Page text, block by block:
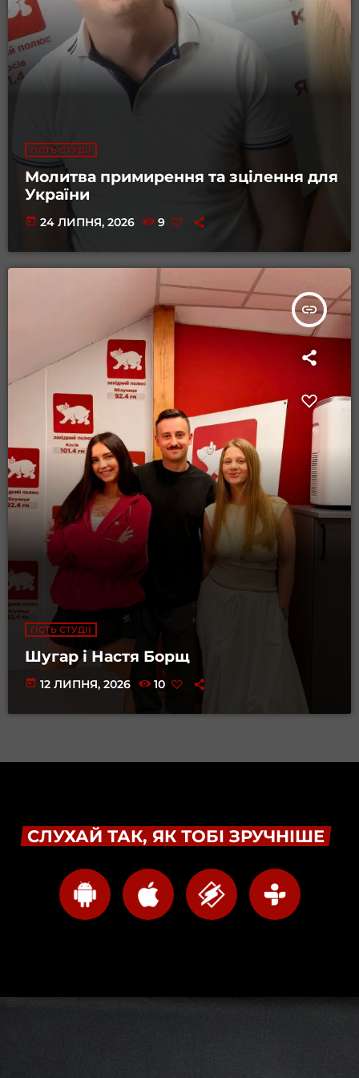
ГІСТЬ СТУДІЇ
Молитва примирення та зцілення для
України
today 24 ЛИПНЯ, 2026 9
insert_link
ГІСТЬ СТУДІЇ
Шугар і Настя Борщ
today 12 ЛИПНЯ, 2026 10
СЛУХАЙ ТАК, ЯК ТОБІ ЗРУЧНІШЕ